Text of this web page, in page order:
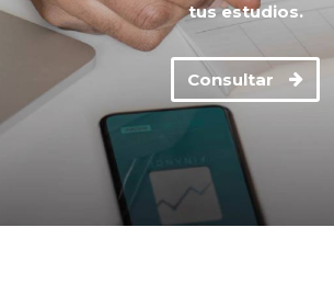
tus estudios.
Consultar